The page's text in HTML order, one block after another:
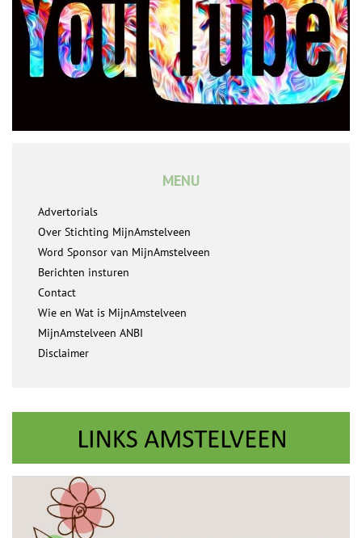
MENU
Advertorials
Over Stichting MijnAmstelveen
Word Sponsor van MijnAmstelveen
Berichten insturen
Contact
Wie en Wat is MijnAmstelveen
MijnAmstelveen ANBI
Disclaimer